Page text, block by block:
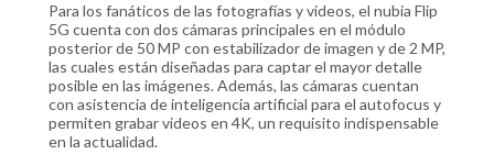
Para los fanáticos de las fotografías y videos, el nubia Flip
5G cuenta con dos cámaras principales en el módulo
posterior de 50 MP con estabilizador de imagen y de 2 MP,
las cuales están diseñadas para captar el mayor detalle
posible en las imágenes. Además, las cámaras cuentan
con asistencia de inteligencia artificial para el autofocus y
permiten grabar videos en 4K, un requisito indispensable
en la actualidad.